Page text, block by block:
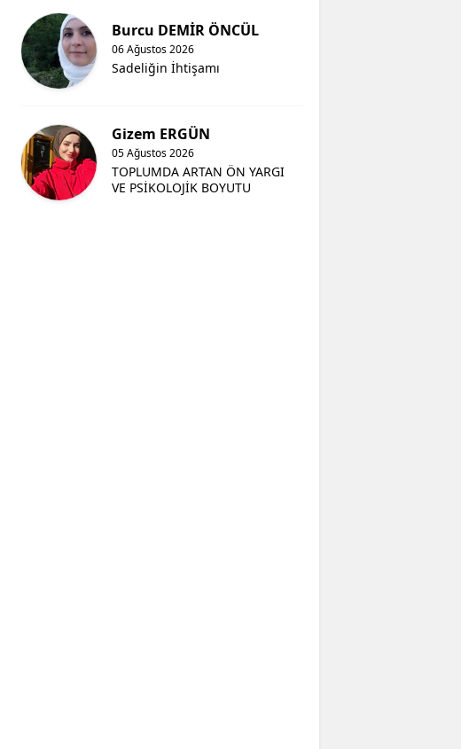
Burcu DEMİR ÖNCÜL
06 Ağustos 2026
Sadeliğin İhtişamı
Gizem ERGÜN
05 Ağustos 2026
TOPLUMDA ARTAN ÖN YARGI
VE PSİKOLOJİK BOYUTU